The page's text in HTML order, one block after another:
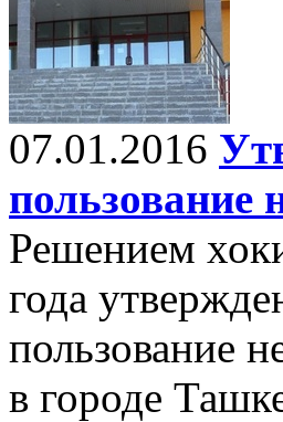
07.01.2016
Решением
года
пользование
в городе